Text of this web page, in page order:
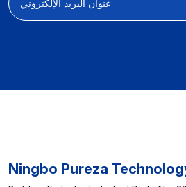
Ningbo Pureza